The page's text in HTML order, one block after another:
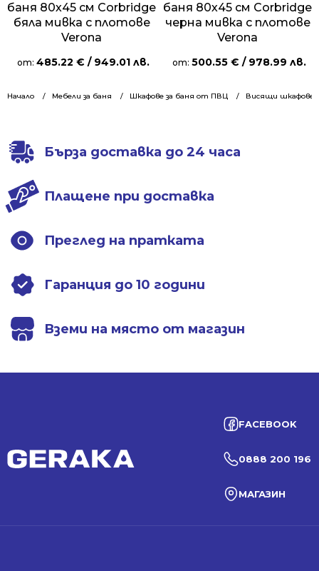
Начало Мебели за баня Шкафове за баня от ПВЦ Висящи шкафове
баня 80х45 см Corbridge
бяла мивка с плотове
Verona
от: 485.22 € / 949.01 лв.
баня 80х45 см Corbridge
черна мивка с плотове
Verona
от: 500.55 € / 978.99 лв.
Бърза доставка до 24 часа
Плащене при доставка
Преглед на пратката
Гаранция до 10 години
Вземи на място от магазин
FACEBOOK
0888 200 196
МАГАЗИН